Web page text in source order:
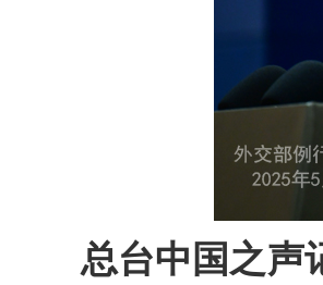
总台中国之声